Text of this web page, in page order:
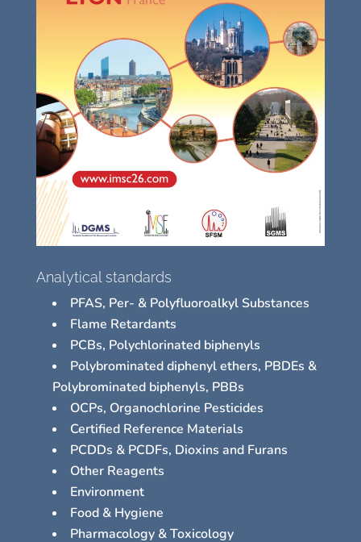
Analytical standards
PFAS, Per- & Polyfluoroalkyl Substances
Flame Retardants
PCBs, Polychlorinated biphenyls
Polybrominated diphenyl ethers, PBDEs &
Polybrominated biphenyls, PBBs
OCPs, Organochlorine Pesticides
Certified Reference Materials
PCDDs & PCDFs, Dioxins and Furans
Other Reagents
Environment
Food & Hygiene
Pharmacology & Toxicology